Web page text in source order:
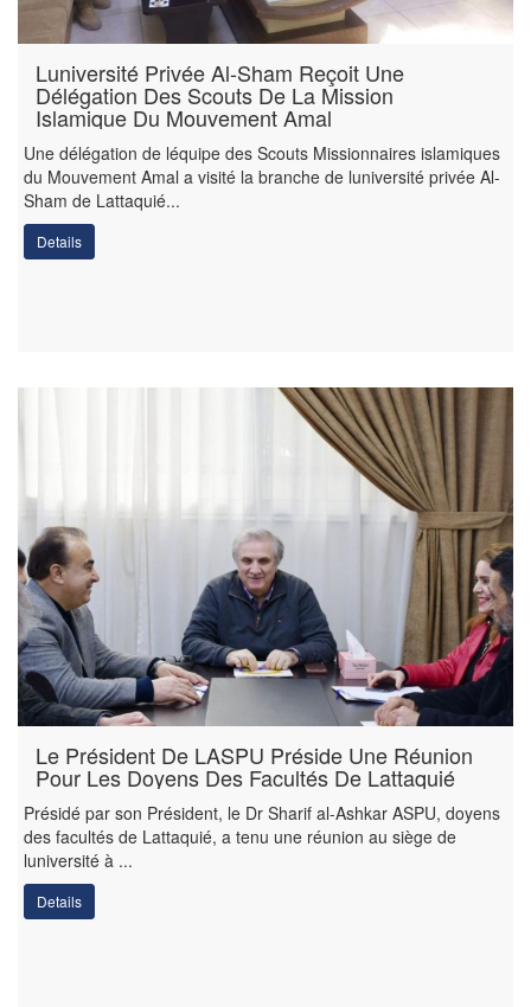
Luniversité Privée Al-Sham Reçoit Une
Délégation Des Scouts De La Mission
Islamique Du Mouvement Amal
Une délégation de léquipe des Scouts Missionnaires islamiques
du Mouvement Amal a visité la branche de luniversité privée Al-
Sham de Lattaquié...
Details
Le Président De LASPU Préside Une Réunion
Pour Les Doyens Des Facultés De Lattaquié
Présidé par son Président, le Dr Sharif al-Ashkar ASPU, doyens
des facultés de Lattaquié, a tenu une réunion au siège de
luniversité à ...
Details